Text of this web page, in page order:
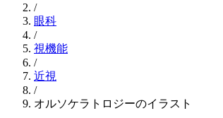
/
眼科
/
視機能
/
近視
/
オルソケラトロジーのイラスト